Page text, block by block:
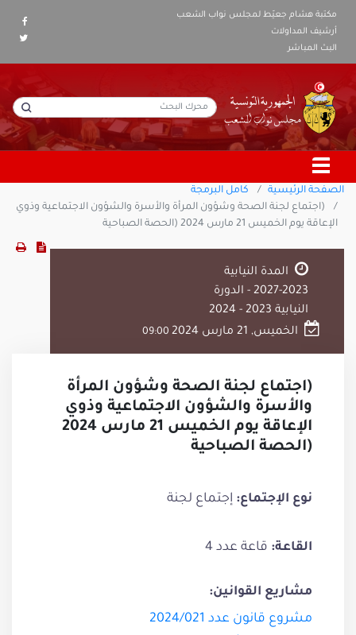
مكتبة هشام جعيّط لمجلس نواب الشعب
أرشيف المداولات
البث المباشر
الصفحة الرئيسية
كامل البرمجة
(اجتماع لجنة الصحة وشؤون المرأة والأسرة والشؤون الاجتماعية وذوي
الإعاقة يوم الخميس 21 مارس 2024 (الحصة الصباحية
المدة النيابية
2023-2027 - الدورة
النيابية 2023 - 2024
الخميس, 21 مارس 2024
09:00
(اجتماع لجنة الصحة وشؤون المرأة
والأسرة والشؤون الاجتماعية وذوي
الإعاقة يوم الخميس 21 مارس 2024
(الحصة الصباحية
نوع الإجتماع: إجتماع لجنة
القاعة: قاعة عدد 4
مشاريع القوانين:
مشروع قانون عدد 2024/021